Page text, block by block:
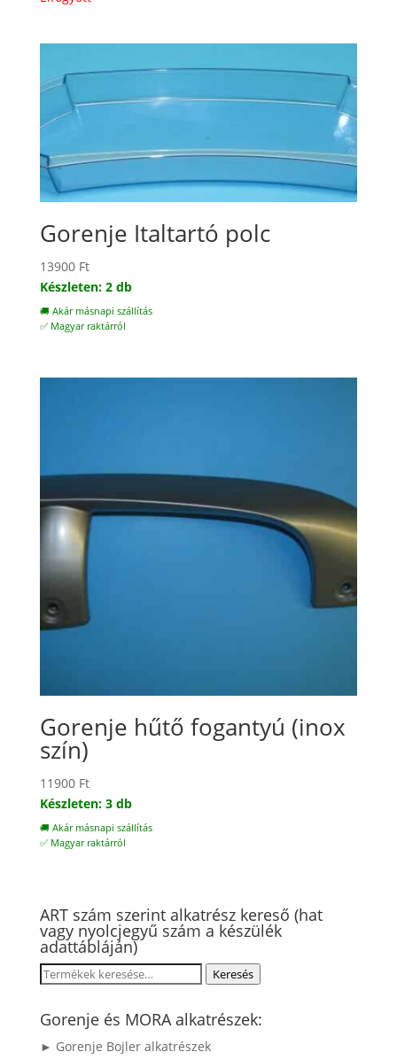
Gorenje Italtartó polc
13900 Ft
Készleten: 2 db
🚚 Akár másnapi szállítás
✅ Magyar raktárról
Gorenje hűtő fogantyú (inox
szín)
11900 Ft
Készleten: 3 db
🚚 Akár másnapi szállítás
✅ Magyar raktárról
ART szám szerint alkatrész kereső (hat
vagy nyolcjegyű szám a készülék
adattábláján)
Keresés
következőre:
Keresés
Gorenje és MORA alkatrészek:
► Gorenje Bojler alkatrészek